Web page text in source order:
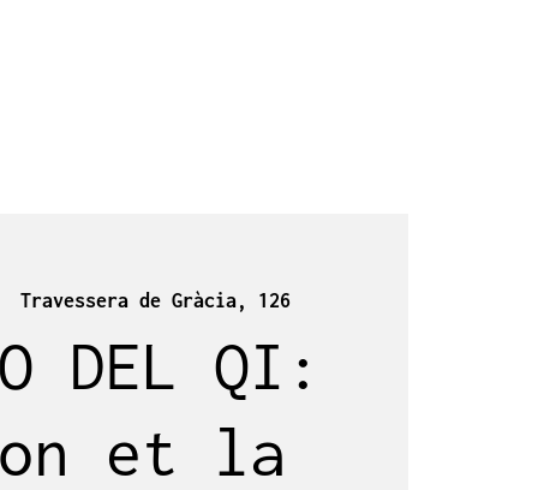
Travessera de Gràcia, 126
DEL QI:
et la